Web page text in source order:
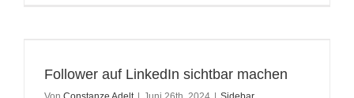
Follower auf LinkedIn sichtbar machen